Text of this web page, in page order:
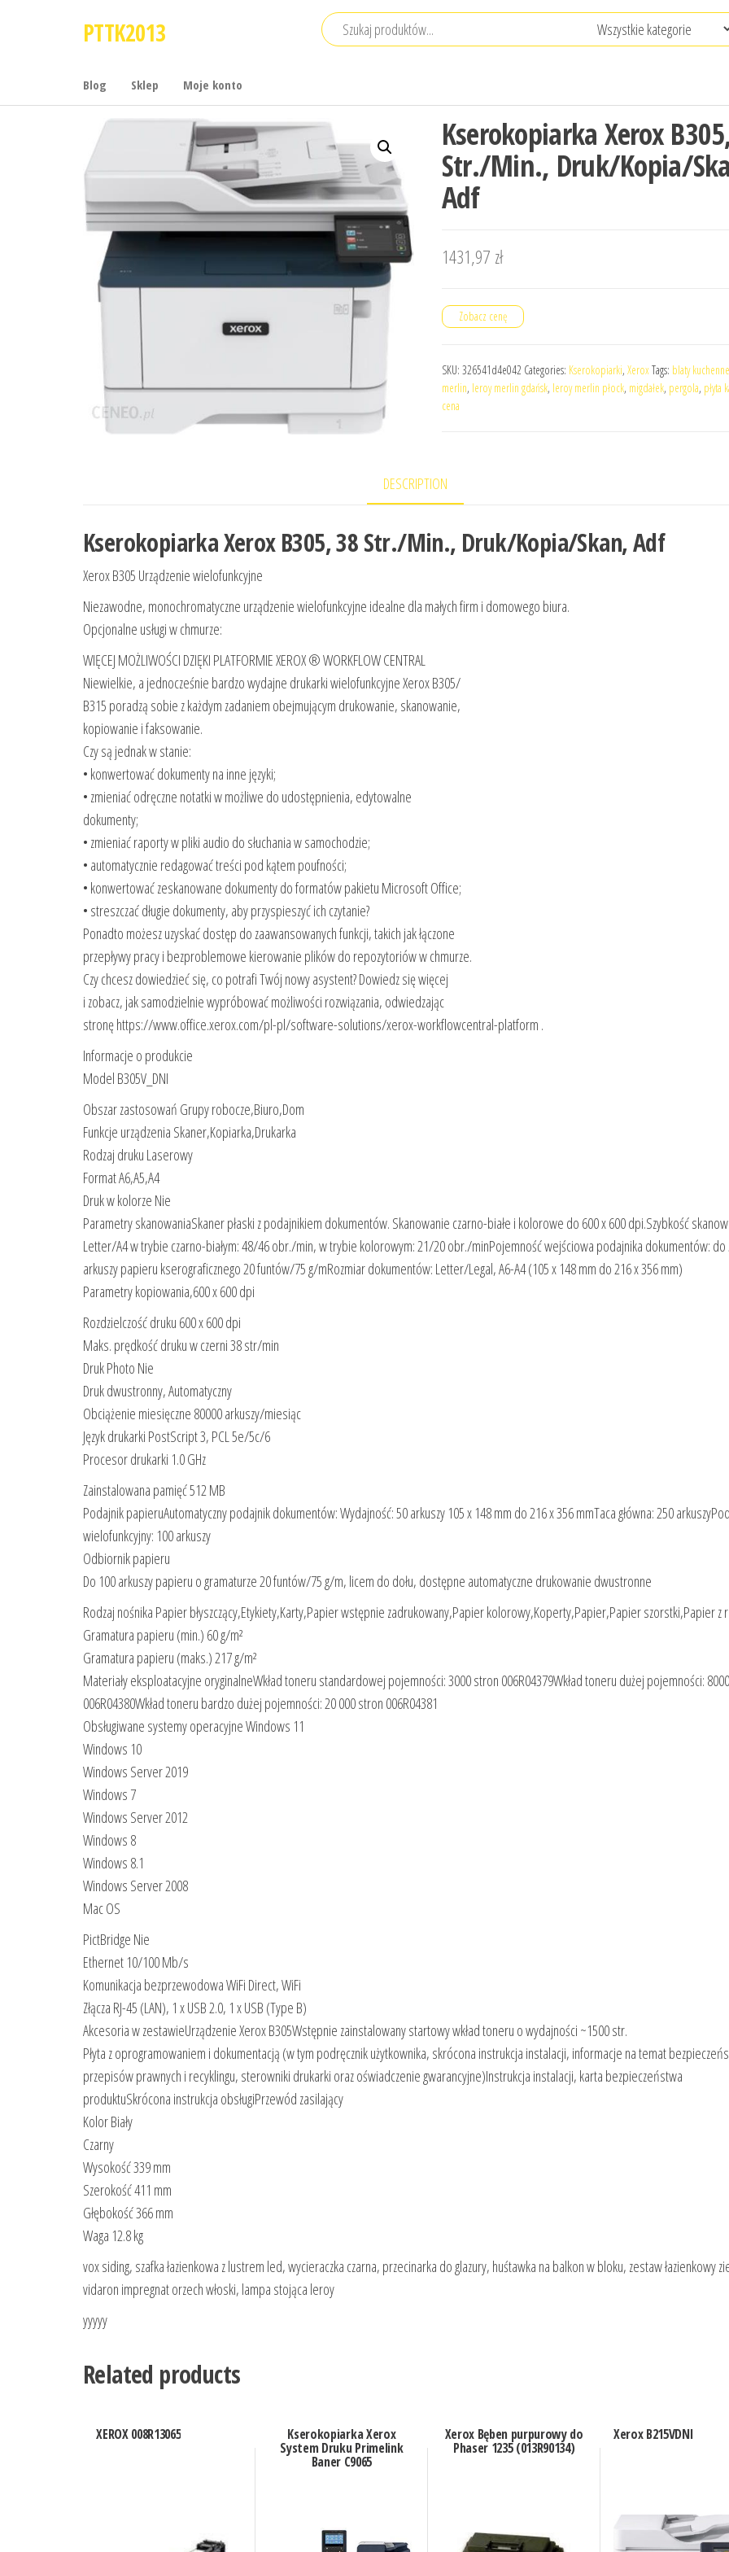
PTTK2013
Blog Sklep Moje konto
Kserokopiarka Xerox
Str./Min., Druk/Kopia/
Adf
1431,97 zł
Zobacz cenę
SKU: 326541d4e042 Categories: Kserokopiarki, XeroxTags: blaty
merlin, leroy merlin gdańsk, leroy merlin płock, migdałek, pergola, płyta
cena
DESCRIPTION
Kserokopiarka Xerox B305, 38 Str./Min., Druk/Kopia/Skan, Adf
Xerox B305 Urządzenie wielofunkcyjne
Niezawodne, monochromatyczne urządzenie wielofunkcyjne idealne dla małych firm i domowego biura.
Opcjonalne usługi w chmurze:
WIĘCEJ MOŻLIWOŚCI DZIĘKI PLATFORMIE XEROX ® WORKFLOW CENTRAL
Niewielkie, a jednocześnie bardzo wydajne drukarki wielofunkcyjne Xerox B305/
B315 poradzą sobie z każdym zadaniem obejmującym drukowanie, skanowanie,
kopiowanie i faksowanie.
Czy są jednak w stanie:
• konwertować dokumenty na inne języki;
• zmieniać odręczne notatki w możliwe do udostępnienia, edytowalne
dokumenty;
• zmieniać raporty w pliki audio do słuchania w samochodzie;
• automatycznie redagować treści pod kątem poufności;
• konwertować zeskanowane dokumenty do formatów pakietu Microsoft Office;
• streszczać długie dokumenty, aby przyspieszyć ich czytanie?
Ponadto możesz uzyskać dostęp do zaawansowanych funkcji, takich jak łączone
przepływy pracy i bezproblemowe kierowanie plików do repozytoriów w chmurze.
Czy chcesz dowiedzieć się, co potrafi Twój nowy asystent? Dowiedz się więcej
i zobacz, jak samodzielnie wypróbować możliwości rozwiązania, odwiedzając
stronę https://www.office.xerox.com/pl-pl/software-solutions/xerox-workflowcentral-platform .
Informacje o produkcie
Model B305V_DNI
Obszar zastosowań Grupy robocze,Biuro,Dom
Funkcje urządzenia Skaner,Kopiarka,Drukarka
Rodzaj druku Laserowy
Format A6,A5,A4
Druk w kolorze Nie
Parametry skanowaniaSkaner płaski z podajnikiem dokumentów. Skanowanie czarno-białe i kolorowe do 600 x 600 dpi.Szybkość
Letter/A4 w trybie czarno-białym: 48/46 obr./min, w trybie kolorowym: 21/20 obr./minPojemność wejściowa podajnika dokumentów: do
arkuszy papieru kserograficznego 20 funtów/75 g/mRozmiar dokumentów: Letter/Legal, A6-A4 (105 x 148 mm do 216 x 356 mm)
Parametry kopiowania,600 x 600 dpi
Rozdzielczość druku 600 x 600 dpi
Maks. prędkość druku w czerni 38 str/min
Druk Photo Nie
Druk dwustronny, Automatyczny
Obciążenie miesięczne 80000 arkuszy/miesiąc
Język drukarki PostScript 3, PCL 5e/5c/6
Procesor drukarki 1.0 GHz
Zainstalowana pamięć 512 MB
Podajnik papieruAutomatyczny podajnik dokumentów: Wydajność: 50 arkuszy 105 x 148 mm do 216 x 356 mmTaca główna: 250
wielofunkcyjny: 100 arkuszy
Odbiornik papieru
Do 100 arkuszy papieru o gramaturze 20 funtów/75 g/m, licem do dołu, dostępne automatyczne drukowanie dwustronne
Rodzaj nośnika Papier błyszczący,Etykiety,Karty,Papier wstępnie zadrukowany,Papier kolorowy,Koperty,Papier,Papier szorstki,Papier z
Gramatura papieru (min.) 60 g/m²
Gramatura papieru (maks.) 217 g/m²
Materiały eksploatacyjne oryginalneWkład toneru standardowej pojemności: 3000 stron 006R04379Wkład toneru dużej pojemności:
006R04380Wkład toneru bardzo dużej pojemności: 20 000 stron 006R04381
Obsługiwane systemy operacyjne Windows 11
Windows 10
Windows Server 2019
Windows 7
Windows Server 2012
Windows 8
Windows 8.1
Windows Server 2008
Mac OS
PictBridge Nie
Ethernet 10/100 Mb/s
Komunikacja bezprzewodowa WiFi Direct, WiFi
Złącza RJ-45 (LAN), 1 x USB 2.0, 1 x USB (Type B)
Akcesoria w zestawieUrządzenie Xerox B305Wstępnie zainstalowany startowy wkład toneru o wydajności ~1500 str.
Płyta z oprogramowaniem i dokumentacją (w tym podręcznik użytkownika, skrócona instrukcja instalacji, informacje na temat
przepisów prawnych i recyklingu, sterowniki drukarki oraz oświadczenie gwarancyjne)Instrukcja instalacji, karta bezpieczeństwa
produktuSkrócona instrukcja obsługiPrzewód zasilający
Kolor Biały
Czarny
Wysokość 339 mm
Szerokość 411 mm
Głębokość 366 mm
Waga 12.8 kg
vox siding, szafka łazienkowa z lustrem led, wycieraczka czarna, przecinarka do glazury, huśtawka na balkon w bloku, zestaw łazienkowy
vidaron impregnat orzech włoski, lampa stojąca leroy
yyyyy
Related products
XEROX 008R13065 Kserokopiarka Xerox
System Druku Primelink
Baner C9065
Xerox Bęben purpurowy do
Phaser 1235 (013R90134)
Xerox B215VDNI